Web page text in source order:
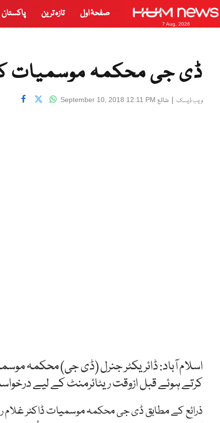
7 Aug, 2026
صفحۂ اول تازہ ترین پاکستان
ڈی جی محکمہ موسمیات
ویب ڈیسک | شائع September 10, 2018 12:11 PM
اسلام آباد: ڈائریکٹر جنرل (ڈی جی) محکمہ
کرتے ہوئے قبل ازوقت ریٹائرمنٹ کے لیے